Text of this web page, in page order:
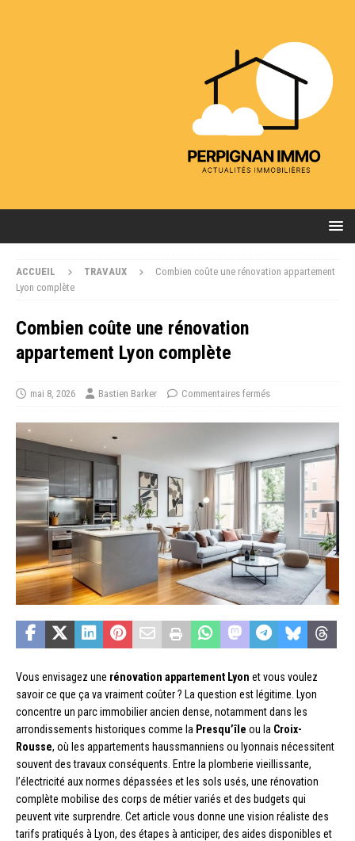
ACCUEIL TRAVAUX
Combien coûte une rénovation appartement
Lyon complète
Combien coûte une rénovation
appartement Lyon complète
mai 8, 2026 Bastien Barker Commentaires fermés
Vous envisagez une rénovation appartement Lyon et vous voulez
savoir ce que ça va vraiment coûter ? La question est légitime. Lyon
concentre un parc immobilier ancien dense, notamment dans les
arrondissements historiques comme la Presqu’île ou la Croix-
Rousse, où les appartements haussmanniens ou lyonnais nécessitent
souvent des travaux conséquents. Entre la plomberie vieillissante,
l’électricité aux normes dépassées et les sols usés, une rénovation
complète mobilise des corps de métier variés et des budgets qui
peuvent vite surprendre. Cet article vous donne une vision réaliste des
tarifs pratiqués à Lyon, des étapes à anticiper, des aides disponibles et